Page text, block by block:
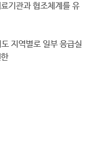
기관과 협조체계를 유
지역별로 일부 응급실